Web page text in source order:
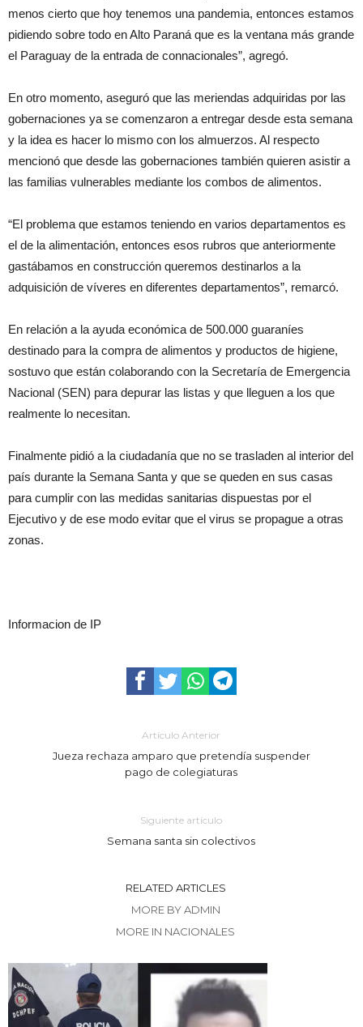
menos cierto que hoy tenemos una pandemia, entonces estamos
pidiendo sobre todo en Alto Paraná que es la ventana más grande
el Paraguay de la entrada de connacionales”, agregó.
En otro momento, aseguró que las meriendas adquiridas por las
gobernaciones ya se comenzaron a entregar desde esta semana
y la idea es hacer lo mismo con los almuerzos. Al respecto
mencionó que desde las gobernaciones también quieren asistir a
las familias vulnerables mediante los combos de alimentos.
“El problema que estamos teniendo en varios departamentos es
el de la alimentación, entonces esos rubros que anteriormente
gastábamos en construcción queremos destinarlos a la
adquisición de víveres en diferentes departamentos”, remarcó.
En relación a la ayuda económica de 500.000 guaraníes
destinado para la compra de alimentos y productos de higiene,
sostuvo que están colaborando con la Secretaría de Emergencia
Nacional (SEN) para depurar las listas y que lleguen a los que
realmente lo necesitan.
Finalmente pidió a la ciudadanía que no se trasladen al interior del
país durante la Semana Santa y que se queden en sus casas
para cumplir con las medidas sanitarias dispuestas por el
Ejecutivo y de ese modo evitar que el virus se propague a otras
zonas.
Informacion de IP
Artículo Anterior
Jueza rechaza amparo que pretendía suspender
pago de colegiaturas
Siguiente artículo
Semana santa sin colectivos
RELATED ARTICLES
MORE BY ADMIN
MORE IN NACIONALES